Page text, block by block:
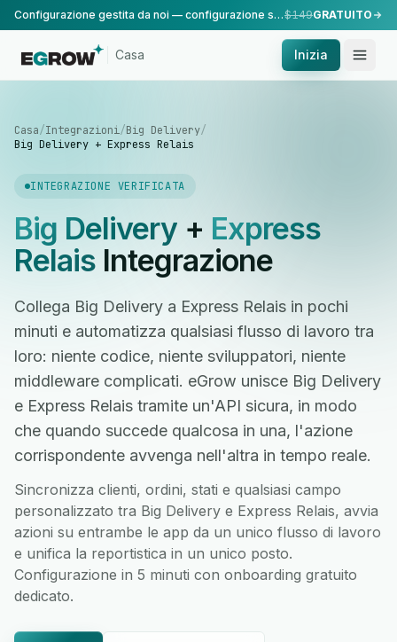
Configurazione gestita da noi — configurazione standard, eseguita dal nostro team.$149GRATUITO
Casa Inizia
Casa/Integrazioni/Big Delivery/
Big Delivery + Express Relais
INTEGRAZIONE VERIFICATA
Big Delivery+ Express
RelaisIntegrazione
Collega Big Delivery a Express Relais in pochi
minuti e automatizza qualsiasi flusso di lavoro tra
loro: niente codice, niente sviluppatori, niente
middleware complicati. eGrow unisce Big Delivery
e Express Relais tramite un'API sicura, in modo
che quando succede qualcosa in una, l'azione
corrispondente avvenga nell'altra in tempo reale.
Sincronizza clienti, ordini, stati e qualsiasi campo
personalizzato tra Big Delivery e Express Relais, avvia
azioni su entrambe le app da un unico flusso di lavoro
e unifica la reportistica in un unico posto.
Configurazione in 5 minuti con onboarding gratuito
dedicato.